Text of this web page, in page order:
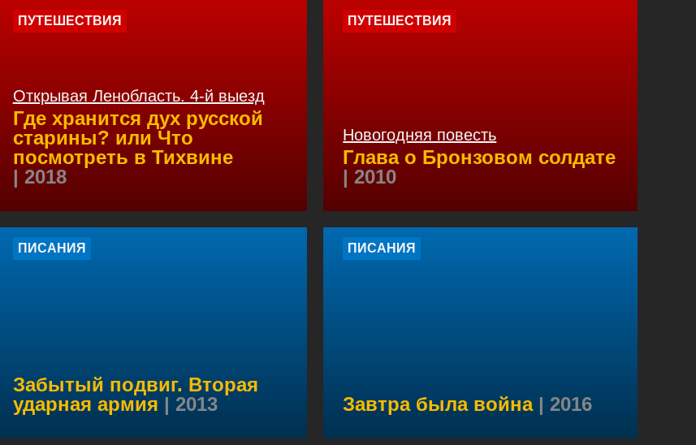
ПУТЕШЕСТВИЯ
Открывая Ленобласть. 4-й выезд
Где хранится дух русской
старины? или Что
посмотреть в Тихвине
| 2018
ПУТЕШЕСТВИЯ
Новогодняя повесть
Глава о Бронзовом солдате
| 2010
ПИСАНИЯ
Забытый подвиг. Вторая
ударная армия | 2013
ПИСАНИЯ
Завтра была война| 2016